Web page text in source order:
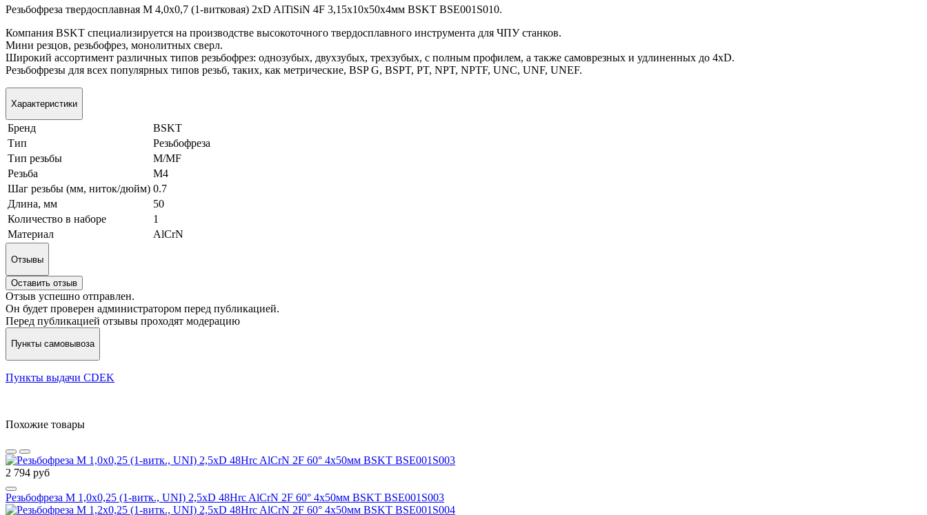
Резьбофреза твердосплавная М 4,0х0,7 (1-витковая) 2xD AlTiSiN 4F 3,15х10х50х4мм BSKT BSE001S010.
Компания BSKT специализируется на производстве высокоточного твердосплавного инструмента для ЧПУ станков.
Мини резцов, резьбофрез, монолитных сверл.
Широкий ассортимент различных типов резьбофрез: однозубых, двухзубых, трехзубых, с полным профилем, а также самоврезных и удлиненных до 4xD.
Резьбофрезы для всех популярных типов резьб, таких, как метрические, BSP G, BSPT, PT, NPT, NPTF, UNC, UNF, UNEF.
Характеристики
Бренд
BSKT
Тип
Резьбофреза
Тип резьбы
M/MF
Резьба
M4
Шаг резьбы (мм, ниток/дюйм) 0.7
Длина, мм
50
Количество в наборе
1
Материал
AlCrN
Отзывы
Оставить отзыв
Отзыв успешно отправлен.
Он будет проверен администратором перед публикацией.
Перед публикацией отзывы проходят модерацию
Пункты самовывоза
Пункты выдачи CDEK
Похожие товары
2 794 руб
Резьбофреза М 1,0х0,25 (1-витк., UNI) 2,5xD 48Hrc AlCrN 2F 60° 4х50мм BSKT BSE001S003